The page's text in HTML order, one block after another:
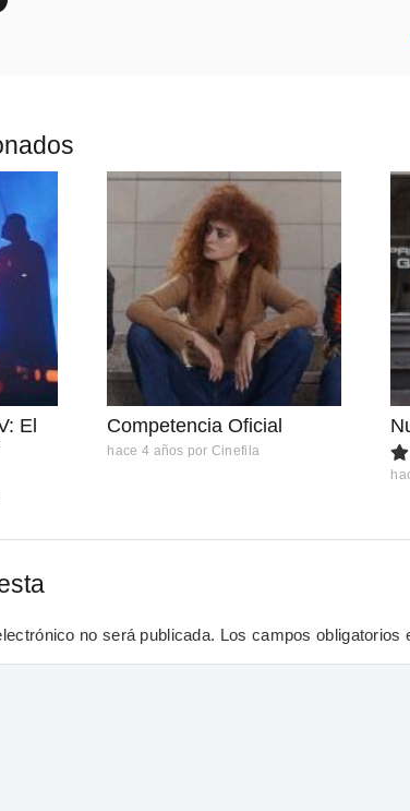
El
Competencia Oficial
hace 4 años por Cinefila
no será publicada. Los campos obligatorios